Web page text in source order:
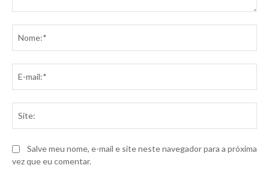
Salve meu nome, e-mail e site neste navegador para a próxima
vez que eu comentar.